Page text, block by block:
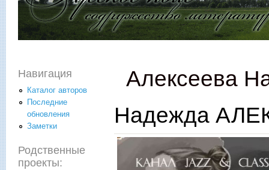
Алексеева
Надежда
Навигация
Каталог авторов
Последние
обновления
Заметки
Родственные
проекты: